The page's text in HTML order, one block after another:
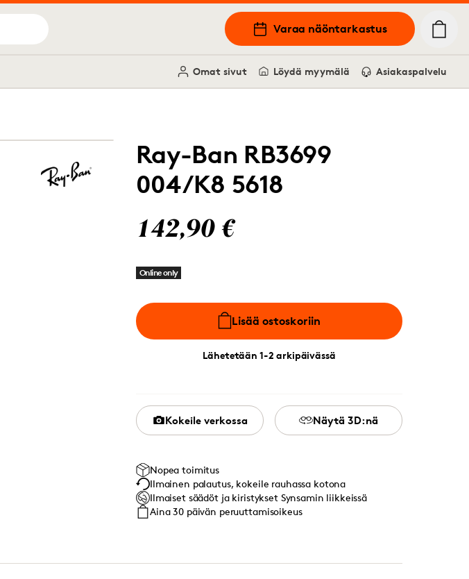
Varaa näöntarkastus
Omat sivut Löydä myymälä Asiakaspalvelu
Ray-Ban RB3699
004/K8 5618
142,90 €
Online only
Lisää ostoskoriin
Lähetetään 1-2 arkipäivässä
Kokeile verkossa Näytä 3D:nä
Nopea toimitus
Ilmainen palautus, kokeile rauhassa kotona
Ilmaiset säädöt ja kiristykset Synsamin liikkeissä
Aina 30 päivän peruuttamisoikeus